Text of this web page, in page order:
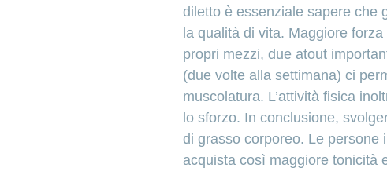
diletto è essenziale sapere che
la qualità di vita. Maggiore
propri mezzi, due atout
(due volte alla settimana) ci
muscolatura. L’attività fisica
lo sforzo. In conclusione,
di grasso corporeo. Le persone
acquista così maggiore tonicità